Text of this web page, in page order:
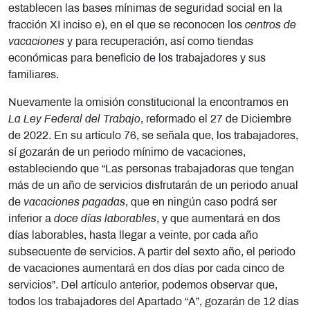
establecen las bases mínimas de seguridad social en la
fracción XI inciso e), en el que se reconocen los centros de
vacaciones y para recuperación, así como tiendas
económicas para beneficio de los trabajadores y sus
familiares.
Nuevamente la omisión constitucional la encontramos en
La Ley Federal del Trabajo, reformado el 27 de Diciembre
de 2022. En su artículo 76, se señala que, los trabajadores,
sí gozarán de un periodo mínimo de vacaciones,
estableciendo que “Las personas trabajadoras que tengan
más de un año de servicios disfrutarán de un periodo anual
de vacaciones pagadas, que en ningún caso podrá ser
inferior a doce días laborables, y que aumentará en dos
días laborables, hasta llegar a veinte, por cada año
subsecuente de servicios. A partir del sexto año, el periodo
de vacaciones aumentará en dos días por cada cinco de
servicios”. Del artículo anterior, podemos observar que,
todos los trabajadores del Apartado “A”, gozarán de 12 días